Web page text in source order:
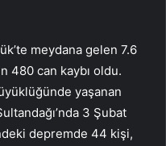
meydana gelen 7.6
480 can kaybı oldu.
yaşanan
3 Şubat
depremde 44 kişi,